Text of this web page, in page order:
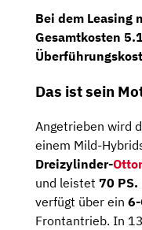
Bei dem Leasing
Gesamtkosten
Das ist sein
Angetrieben wird
einem Mild-
Dreizylinder-
und leistet 70 PS.
verfügt über ein
Frontantrieb. In